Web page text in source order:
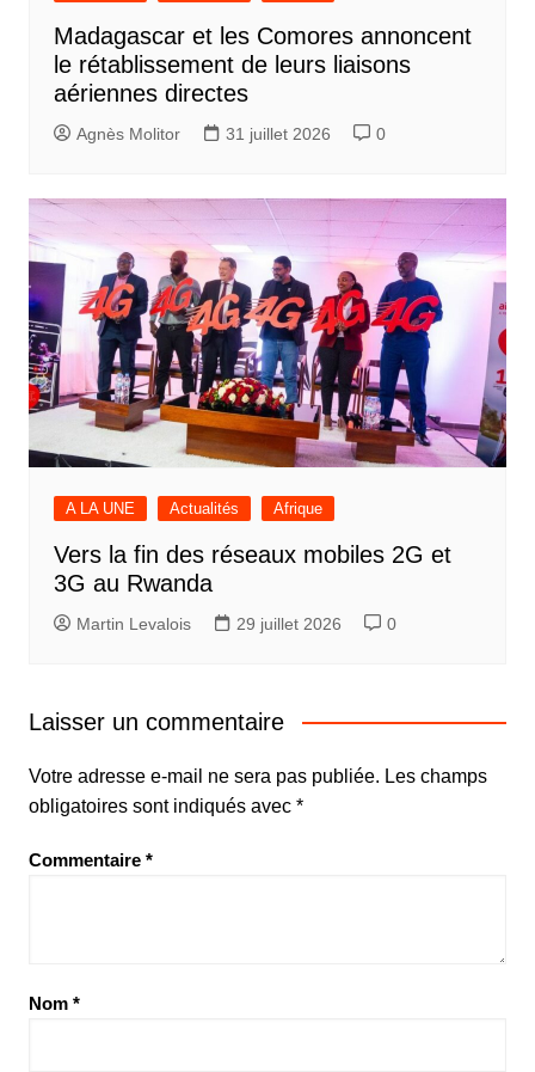
Madagascar et les Comores annoncent
le rétablissement de leurs liaisons
aériennes directes
Agnès Molitor 31 juillet 2026 0
A LA UNE Actualités Afrique
Vers la fin des réseaux mobiles 2G et
3G au Rwanda
Martin Levalois 29 juillet 2026 0
Laisser un commentaire
Votre adresse e-mail ne sera pas publiée. Les champs
obligatoires sont indiqués avec *
Commentaire *
Nom *